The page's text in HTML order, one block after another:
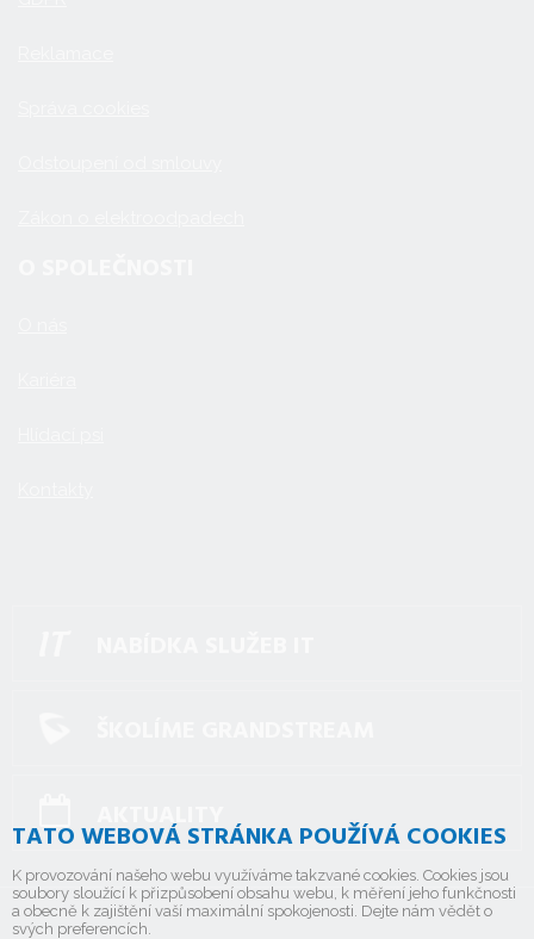
AKTUALITY
TATO WEBOVÁ STRÁNKA POUŽÍVÁ COOKIES
K provozování našeho webu využíváme takzvané cookies. Cookies jsou
soubory sloužící k přizpůsobení obsahu webu, k měření jeho funkčnosti
a obecně k zajištění vaší maximální spokojenosti. Dejte nám vědět o
svých preferencích.